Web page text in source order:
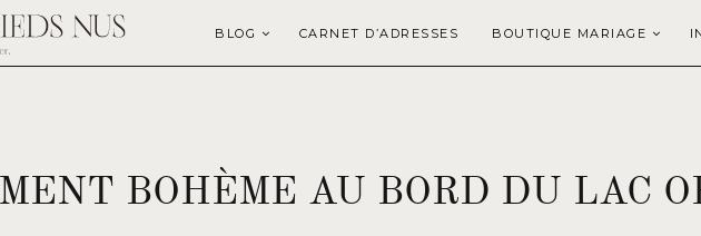
BLOG CARNET D’ADRESSES BOUTIQUE MARIAGE
BOHÈME AU BORD DU LAC